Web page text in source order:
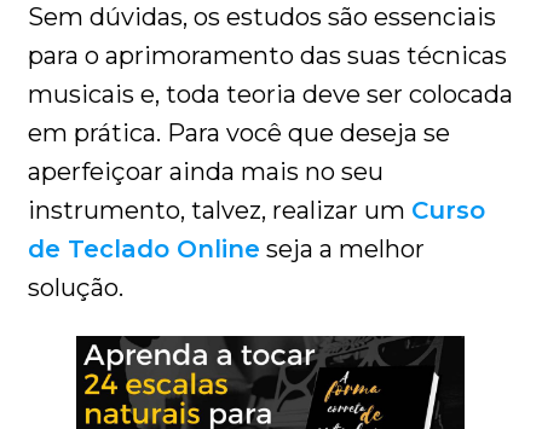
Sem dúvidas, os estudos são essenciais
para o aprimoramento das suas técnicas
musicais e, toda teoria deve ser colocada
em prática. Para você que deseja se
aperfeiçoar ainda mais no seu
instrumento, talvez, realizar um Curso
de Teclado Online seja a melhor
solução.